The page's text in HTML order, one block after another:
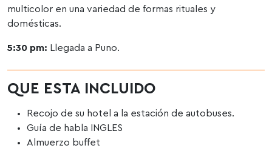
multicolor en una variedad de formas rituales y
domésticas.
5:30 pm: Llegada a Puno.
QUE ESTA INCLUIDO
Recojo de su hotel a la estación de autobuses.
Guía de habla INGLES
Almuerzo buffet